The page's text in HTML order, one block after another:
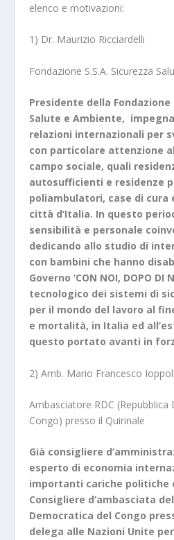
elenco e motivazioni:
1) Dr. Maurizio Ricciardelli
Fondazione S.S.A. Sicurezza
Presidente della Fondazione
Salute e Ambiente,
relazioni internazionali per
con particolare attenzione
campo sociale, quali
autosufficienti e residenze
poliambulatori, case di cura
città d’Italia. In questo
sensibilità e personale
dedicando allo studio di
con bambini che hanno
Governo ‘CON NOI, DOPO DI
tecnologico dei sistemi di
per il mondo del lavoro al
e mortalità, in Italia ed
questo portato avanti in
2) Amb. Mario Francesco
Ambasciatore RDC (Repubblica
Congo) presso il Quirinale
Già consigliere
esperto di economia
importanti cariche politiche
Consigliere d’ambasciata
Democratica del Congo
delega alle Nazioni Unite